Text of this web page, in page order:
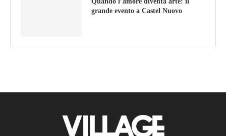
grande evento a Castel Nuovo